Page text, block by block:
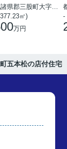
北諸県郡三股町大字樺山
㎡)
万円
-
五本松の店付住宅